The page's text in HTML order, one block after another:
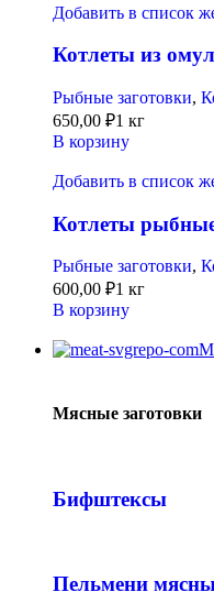
Добавить в список
Котлеты из
Рыбные заготовки,
650,00 ₽1 кг
В корзину
Добавить в список
Котлеты
Рыбные заготовки,
600,00 ₽1 кг
В корзину
Мясные заготовки
Бифштексы
Пельмени